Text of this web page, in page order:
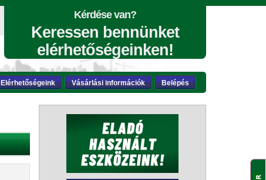
Kérdése van?
Keressen bennünket
elérhetőségeinken!
Elérhetőségeink Vásárlási információk Belépés